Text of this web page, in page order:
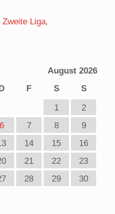
Zweite Liga,
August 2026
D F S
S
1
2
6 7 8
9
14 15
16
21 22
23
28 29
30